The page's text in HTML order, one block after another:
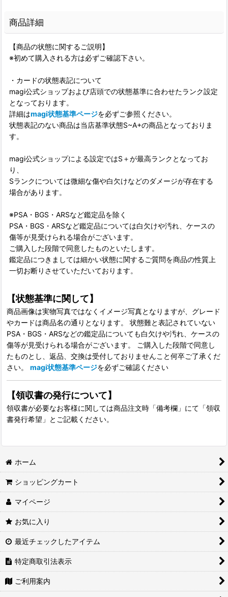
商品詳細
【商品の状態に関するご説明】
※初めて購入される方は必ずご確認下さい。
・カードの状態表記について
magi公式ショップおよび店頭での状態基準に合わせたランク設定
となっております。
詳細はmagi状態基準ページを必ずご参照ください。
状態表記のない商品は当店基準状態S~A+の商品となっておりま
す。
magi公式ショップによる設定ではS＋が最高ランクとなってお
り、
Sランクについては微細な傷や白欠けなどのダメージが存在する
場合があります。
※PSA・BGS・ARSなど鑑定品を除く
PSA・BGS・ARSなど鑑定品については白欠けや汚れ、ケースの
傷等が見受けられる場合がございます。
ご購入した段階で同意したものといたします。
鑑定品につきましては細かい状態に関するご質問を商品の性質上
一切お断りさせていただいております。
【状態基準に関して】
商品画像は実物写真ではなくイメージ写真となりますが、グレード
やカードは商品名の通りとなります。 状態難と表記されていない
PSA・BGS・ARSなどの鑑定品についても白欠けや汚れ、ケースの
傷等が見受けられる場合がございます。 ご購入した段階で同意し
たものとし、返品、交換は受付しておりませんこと何卒ご了承くだ
さい。 magi状態基準ページを必ずご確認ください
【領収書の発行について】
領収書が必要なお客様に関しては商品注文時「備考欄」にて「領収
書発行希望」とご記載ください。
ホーム
ショッピングカート
マイページ
お気に入り
最近チェックしたアイテム
特定商取引法表示
ご利用案内